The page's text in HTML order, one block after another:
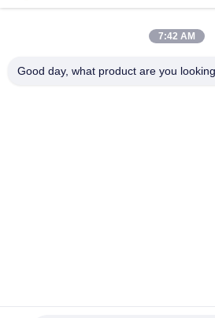
7:42 AM
Good day, what product are you